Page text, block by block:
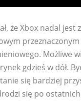
że Xbox nadal jest
przeznaczonym
Możliwe
gdzieś w dół.
się bardziej
się po